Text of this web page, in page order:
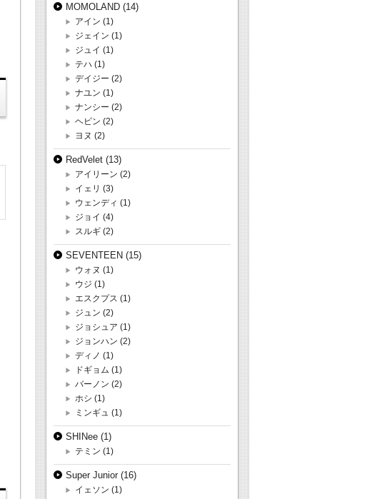
MOMOLAND (14)
アイン (1)
ジェイン (1)
ジュイ (1)
テハ (1)
デイジー (2)
ナユン (1)
ナンシー (2)
ヘビン (2)
ヨヌ (2)
RedVelet (13)
アイリーン (2)
イェリ (3)
ウェンディ (1)
ジョイ (4)
スルギ (2)
SEVENTEEN (15)
ウォヌ (1)
ウジ (1)
エスクプス (1)
ジュン (2)
ジョシュア (1)
ジョンハン (2)
ディノ (1)
ドギョム (1)
バーノン (2)
ホシ (1)
ミンギュ (1)
SHINee (1)
テミン (1)
Super Junior (16)
イェソン (1)